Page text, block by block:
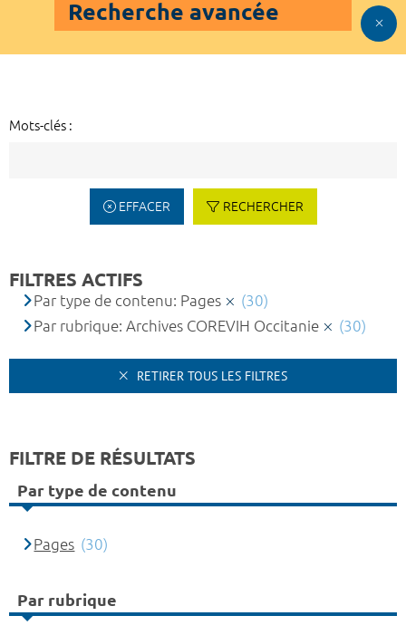
Recherche avancée
Mots-clés :
EFFACER RECHERCHER
FILTRES ACTIFS
Par type de contenu: Pages
(30)
Par rubrique: Archives COREVIH Occitanie
(30)
RETIRER TOUS LES FILTRES
FILTRE DE RÉSULTATS
Par type de contenu
Pages (30)
Par rubrique